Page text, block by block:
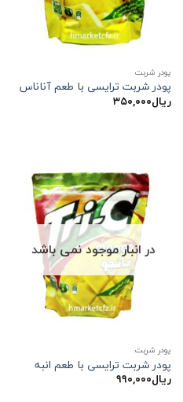
پودر شربت
پودر شربت ترایسی با طعم آناناس
ریال۳۵۰,۰۰۰
در انبار موجود نمی باشد
پودر شربت
پودر شربت ترایسی با طعم انبه
ریال۹۹۰,۰۰۰